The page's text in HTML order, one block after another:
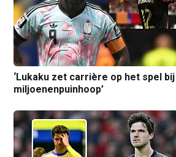
‘Lukaku zet carrière op het spel bij
miljoenenpuinhoop’